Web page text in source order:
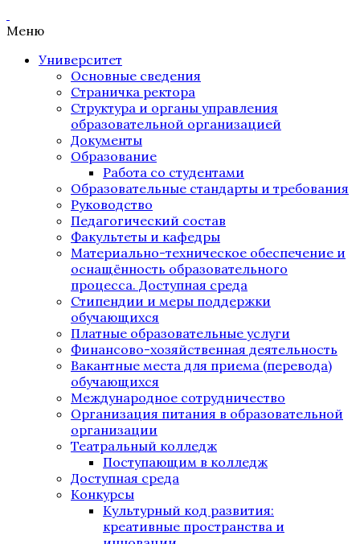
Меню
Университет
Основные сведения
Страничка ректора
Структура и органы управления
образовательной организацией
Документы
Образование
Работа со студентами
Образовательные стандарты и требования
Руководство
Педагогический состав
Факультеты и кафедры
Материально-техническое обеспечение и
оснащённость образовательного
процесса. Доступная среда
Стипендии и меры поддержки
обучающихся
Платные образовательные услуги
Финансово-хозяйственная деятельность
Вакантные места для приема (перевода)
обучающихся
Международное сотрудничество
Организация питания в образовательной
организации
Театральный колледж
Поступающим в колледж
Доступная среда
Конкурсы
Культурный код развития:
креативные пространства и